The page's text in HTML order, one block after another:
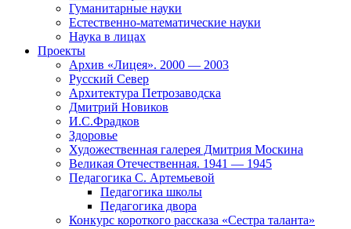
Гуманитарные науки
Естественно-математические науки
Наука в лицах
Проекты
Архив «Лицея». 2000 — 2003
Русский Север
Архитектура Петрозаводска
Дмитрий Новиков
И.С.Фрадков
Здоровье
Художественная галерея Дмитрия Москина
Великая Отечественная. 1941 — 1945
Педагогика С. Артемьевой
Педагогика школы
Педагогика двора
Конкурс короткого рассказа «Сестра таланта»